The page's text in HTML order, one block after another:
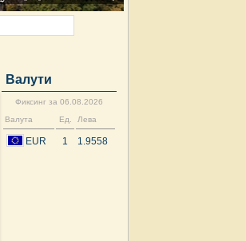
Валути
Фиксинг за 06.08.2026
Валута
Ед. Лева
EUR 1 1.9558